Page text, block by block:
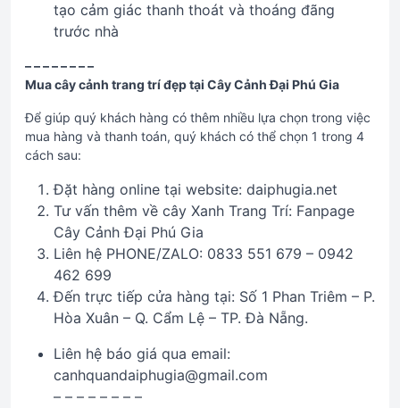
tạo cảm giác thanh thoát và thoáng đãng
trước nhà
– – – – – – – –
Mua cây cảnh trang trí đẹp tại Cây Cảnh Đại Phú Gia
Để giúp quý khách hàng có thêm nhiều lựa chọn trong việc
mua hàng và thanh toán, quý khách có thể chọn 1 trong 4
cách sau:
Đặt hàng online tại website: daiphugia.net
Tư vấn thêm về cây Xanh Trang Trí: Fanpage
Cây Cảnh Đại Phú Gia
Liên hệ PHONE/ZALO: 0833 551 679 – 0942
462 699
Đến trực tiếp cửa hàng tại: Số 1 Phan Triêm – P.
Hòa Xuân – Q. Cẩm Lệ – TP. Đà Nẵng.
Liên hệ báo giá qua email:
canhquandaiphugia@gmail.com
– – – – – – – –